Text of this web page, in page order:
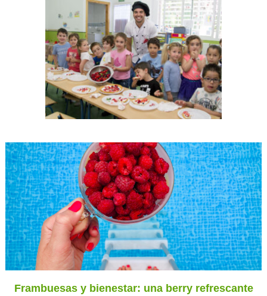
Frambuesas y bienestar: una berry refrescante